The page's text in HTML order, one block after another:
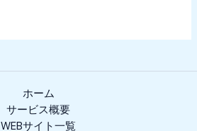
ホーム
サービス概要
WEBサイト一覧